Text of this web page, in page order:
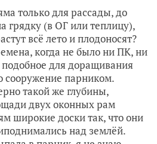
только для рассады, до
грядку (в ОГ или теплицу),
всё лето и плодоносят?
когда не было ни ПК, ни
для доращивания
сооружение парником.
такой же глубины,
двух оконных рам
широкие доски так, что они
над землёй.